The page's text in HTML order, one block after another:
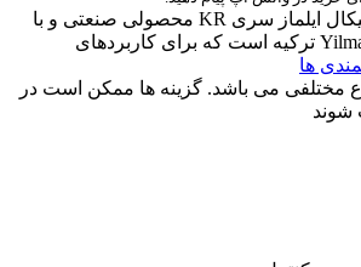
الکتروگیربکس بول هلیکال ایلماز سری KR محصولی صنعتی و با
ها
مختلفی می باشد. گزینه ها ممکن است در
شوند